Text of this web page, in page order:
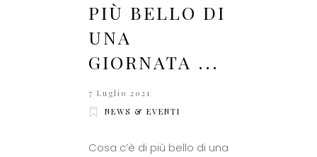
PIÙ BELLO DI
UNA
GIORNATA ...
7 Luglio 2021
NEWS & EVENTI
Cosa c’è di più bello di una